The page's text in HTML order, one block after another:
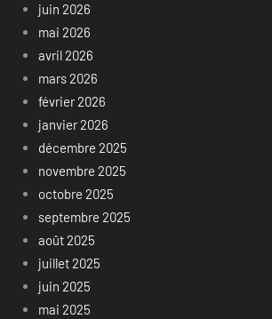
juin 2026
mai 2026
avril 2026
mars 2026
février 2026
janvier 2026
décembre 2025
novembre 2025
octobre 2025
septembre 2025
août 2025
juillet 2025
juin 2025
mai 2025